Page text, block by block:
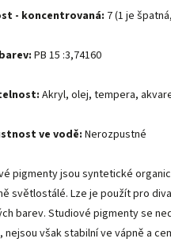
- koncentrovaná: 7 (1 je
PB 15 :3,74160
Akryl, olej, tempera,
ve vodě: Nerozpustné
pigmenty jsou syntetické
světlostálé. Lze je použít pro
barev. Studiové pigmenty se
nejsou však stabilní ve vápně a